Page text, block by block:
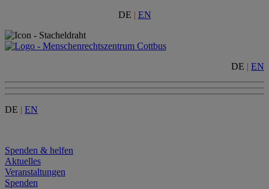
DE | EN
DE | EN
DE | EN
Spenden & helfen
Aktuelles
Veranstaltungen
Spenden